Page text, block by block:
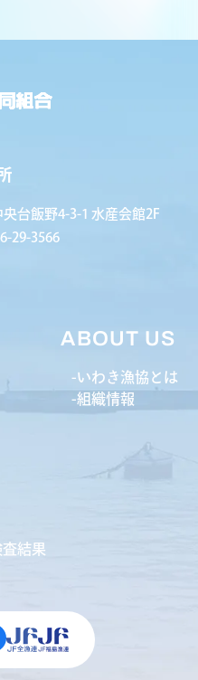
台飯野4-3-1 水産会館2F
29-3566
ABOUT US
いわき漁協とは
組織情報
結果